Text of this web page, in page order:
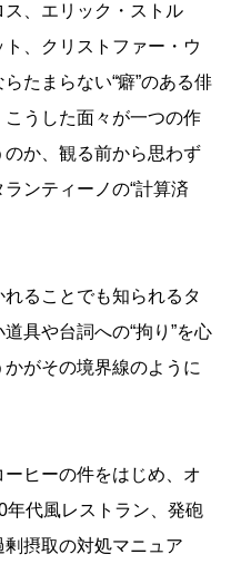
、エリック・ストル
、クリストファー・ウ
たまらない“癖”のある俳
うした面々が一つの作
か、観る前から思わず
ンティーノの“計算済
ることでも知られるタ
具や台詞への“拘り”を心
がその境界線のように
ヒーの件をはじめ、オ
年代風レストラン、発砲
摂取の対処マニュア